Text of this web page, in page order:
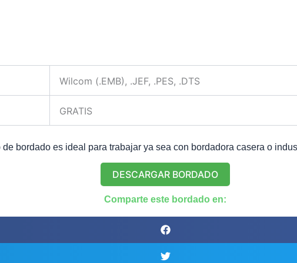
Wilcom (.EMB), .JEF, .PES, .DTS
GRATIS
bordado es ideal para trabajar ya sea con bordadora casera o
DESCARGAR BORDADO
Comparte este bordado en: